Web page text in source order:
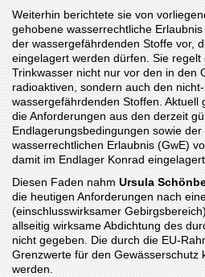
Weiterhin berichtete sie von
gehobene wasserrechtliche
der wassergefährdenden Stoffe vor,
eingelagert werden dürfen. Sie
Trinkwasser nicht nur vor den in den
radioaktiven, sondern auch den
wassergefährdenden Stoffen. Aktuell
die Anforderungen aus den derzeit
Endlagerungsbedingungen sowie der
wasserrechtlichen Erlaubnis (GwE)
damit im Endlager Konrad
Diesen Faden nahm Ursula
die heutigen Anforderungen nach
(einschlusswirksamer
allseitig wirksame Abdichtung des
nicht gegeben. Die durch die EU-
Grenzwerte für den Gewässerschutz
werden.